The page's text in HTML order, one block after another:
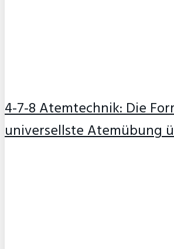
4-7-8 Atemtechnik: Die
universellste Atemübung